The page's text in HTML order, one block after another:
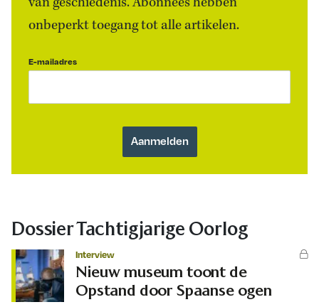
onbeperkt toegang tot alle artikelen.
E-mailadres
Dossier Tachtigjarige Oorlog
Interview
Nieuw museum toont de
Opstand door Spaanse ogen